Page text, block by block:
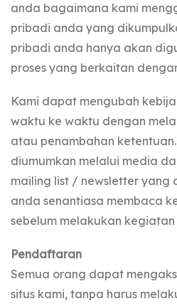
anda bagaimana kami
pribadi anda yang
pribadi anda hanya akan
proses yang berkaitan
Kami dapat mengubah
waktu ke waktu dengan
atau penambahan
diumumkan melalui media
mailing list / newsletter yang
anda senantiasa membaca
sebelum melakukan kegiatan
Pendaftaran
Semua orang dapat
situs kami, tanpa harus